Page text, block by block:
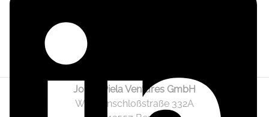
Jonas Piela Ventures GmbH
Wendenschloßstraße 332A